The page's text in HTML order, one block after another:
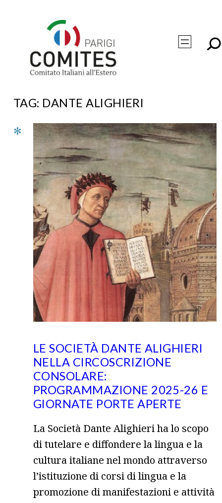
TAG: DANTE ALIGHIERI
LE SOCIETÀ DANTE ALIGHIERI
NELLA CIRCOSCRIZIONE
CONSOLARE:
PROGRAMMAZIONE 2025-26 E
GIORNATE PORTE APERTE
La Società Dante Alighieri ha lo scopo
di tutelare e diffondere la lingua e la
cultura italiane nel mondo attraverso
l’istituzione di corsi di lingua e la
promozione di manifestazioni e attività